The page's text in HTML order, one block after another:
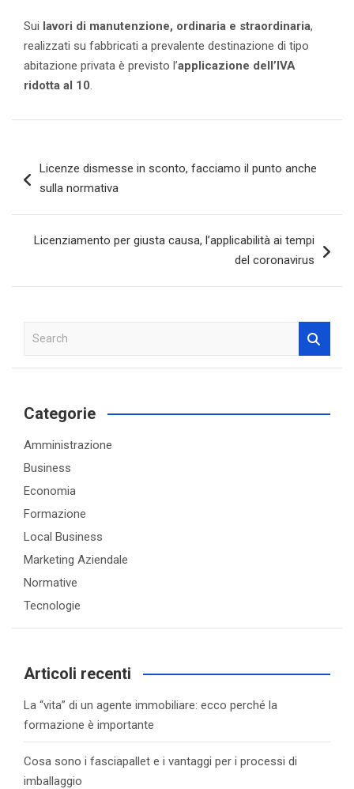
Sui lavori di manutenzione, ordinaria e straordinaria,
realizzati su fabbricati a prevalente destinazione di tipo
abitazione privata è previsto l’applicazione dell’IVA
ridotta al 10.
articoli
Licenze dismesse in sconto, facciamo il punto anche
sulla normativa
Licenziamento per giusta causa, l’applicabilità ai tempi
del coronavirus
a
c
Categorie
Amministrazione
Business
Economia
Formazione
Local Business
Marketing Aziendale
Normative
Tecnologie
Articoli recenti
La “vita” di un agente immobiliare: ecco perché la
formazione è importante
Cosa sono i fasciapallet e i vantaggi per i processi di
imballaggio